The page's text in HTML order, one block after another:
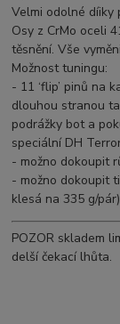
Velmi odolné díiky
Osy z CrMo oceli
těsnění. Vše
Možnost tuningu:
- 11 ‘flip’ pinů na
dlouhou stranou
podrážky bot a
speciální DH
- možno dokoupit
- možno dokoupit
klesá na 335 g/pár)
POZOR skladem
delší čekací lhůta.